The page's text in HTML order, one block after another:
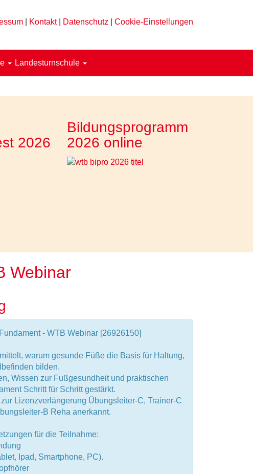
Kontakt| Datenschutz Cookie-Einstellungen
Landesturnschule
2026
Bildungsprogramm
2026 online
Webinar
- WTB Webinar [26926150]
warum gesunde Füße die Basis für Haltung,
bilden.
Wissen zur Fußgesundheit und praktischen
Schritt für Schritt gestärkt.
Lizenzverlängerung Übungsleiter-C, Trainer-C
B Reha anerkannt.
für die Teilnahme:
Ipad, Smartphone, PC).